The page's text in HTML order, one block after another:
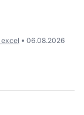
06.08.2026